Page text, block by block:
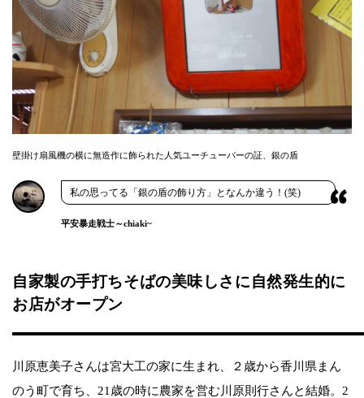
壁掛け扇風機の横に無造作に飾られた人気ユーチューバーの証、銀の盾
私の思ってる「銀の盾の飾り方」となんか違う！(笑)
平安暴走戦士～chiaki~
自家製の手打ちそばの美味しさに自然発生的に
お店がオープン
川原恵美子さんは宮大工の家に生まれ、２歳から香川県まん
のう町で育ち、21歳の時に農家を営む川原則行さんと結婚。2